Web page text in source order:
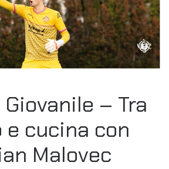
– Tra
e cucina con
Malovec